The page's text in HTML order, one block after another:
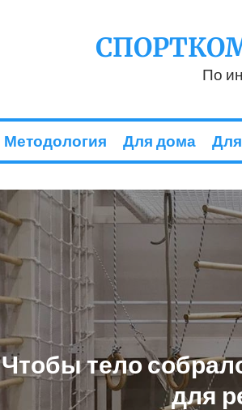
По
Методология Для дома
Чтобы тело
для